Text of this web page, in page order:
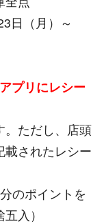
日（月）～
プリにレシー
。ただし、店頭
載されたレシー
のポイントを
入）